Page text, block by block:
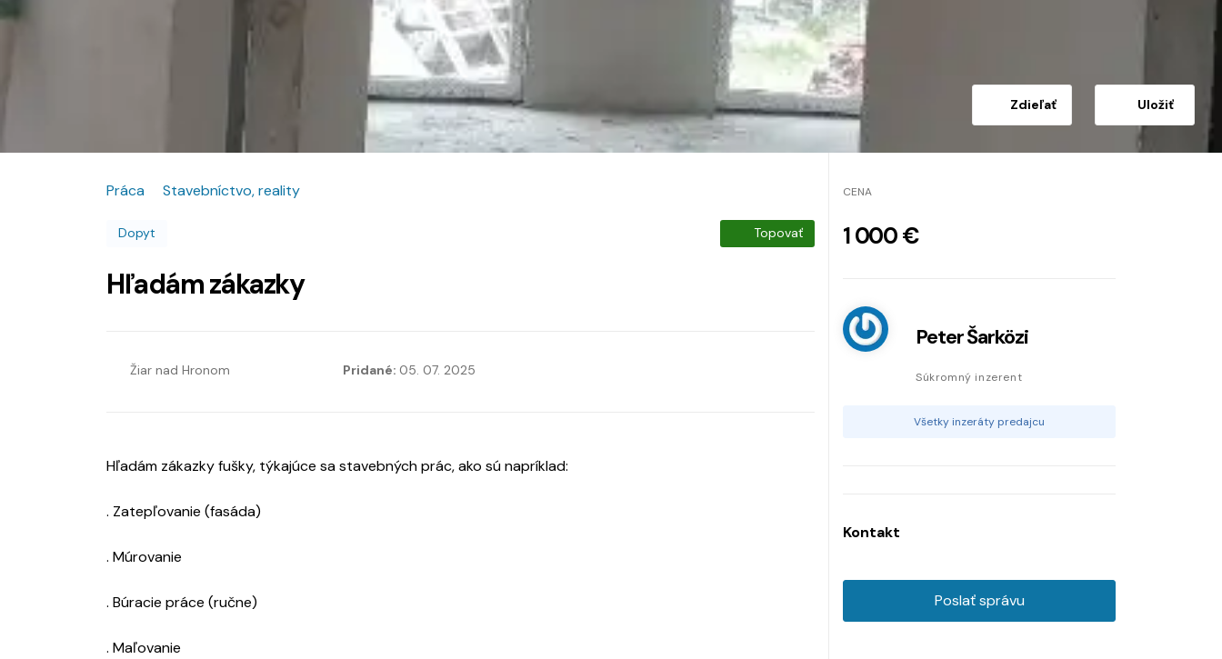
Zdieľať Uložiť
Práca Stavebníctvo, reality
Dopyt Topovať
Hľadám zákazky
Žiar nad Hronom Pridané: 05. 07. 2025
Hľadám zákazky fušky, týkajúce sa stavebných prác, ako sú napríklad:
. Zatepľovanie (fasáda)
. Múrovanie
. Búracie práce (ručne)
. Maľovanie
CENA
1 000 €
Peter Šarközi
Súkromný inzerent
Všetky inzeráty predajcu
Kontakt
Poslať správu